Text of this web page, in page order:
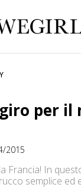
per il
2015
Francia! In
semplice ed